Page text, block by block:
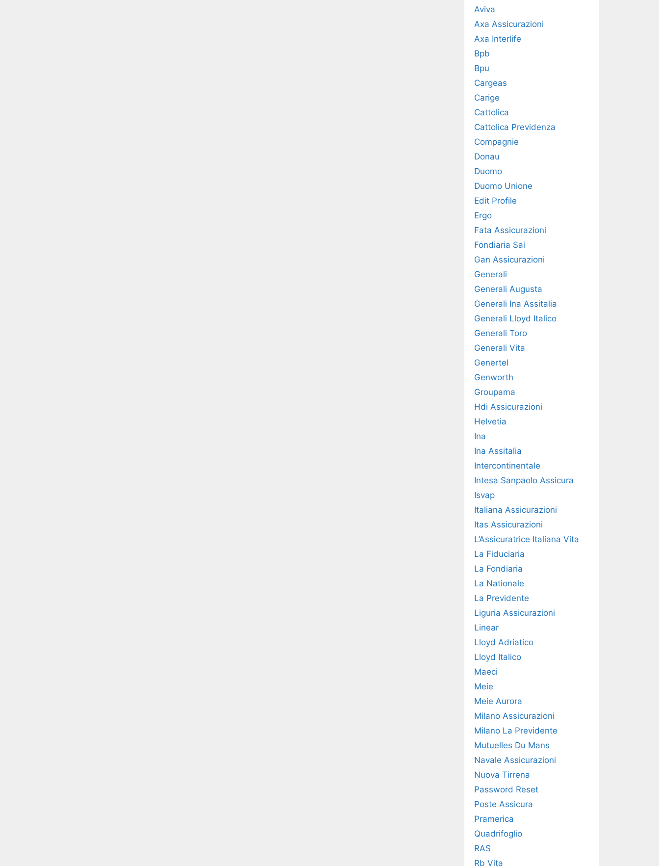
Aviva
Axa Assicurazioni
Axa Interlife
Bpb
Bpu
Cargeas
Carige
Cattolica
Cattolica Previdenza
Compagnie
Donau
Duomo
Duomo Unione
Edit Profile
Ergo
Fata Assicurazioni
Fondiaria Sai
Gan Assicurazioni
Generali
Generali Augusta
Generali Ina Assitalia
Generali Lloyd Italico
Generali Toro
Generali Vita
Genertel
Genworth
Groupama
Hdi Assicurazioni
Helvetia
Ina
Ina Assitalia
Intercontinentale
Intesa Sanpaolo Assicura
Isvap
Italiana Assicurazioni
Itas Assicurazioni
L’Assicuratrice Italiana Vita
La Fiduciaria
La Fondiaria
La Nationale
La Previdente
Liguria Assicurazioni
Linear
Lloyd Adriatico
Lloyd Italico
Maeci
Meie
Meie Aurora
Milano Assicurazioni
Milano La Previdente
Mutuelles Du Mans
Navale Assicurazioni
Nuova Tirrena
Password Reset
Poste Assicura
Pramerica
Quadrifoglio
RAS
Rb Vita